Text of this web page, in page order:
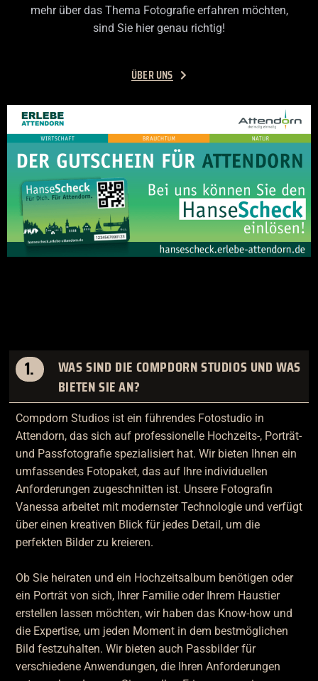
mehr über das Thema Fotografie erfahren möchten,
sind Sie hier genau richtig!
ÜBER UNS
1.
WAS SIND DIE COMPDORN STUDIOS UND WAS
BIETEN SIE AN?
Compdorn Studios ist ein führendes Fotostudio in
Attendorn, das sich auf professionelle Hochzeits-, Porträt-
und Passfotografie spezialisiert hat. Wir bieten Ihnen ein
umfassendes Fotopaket, das auf Ihre individuellen
Anforderungen zugeschnitten ist. Unsere Fotografin
Vanessa arbeitet mit modernster Technologie und verfügt
über einen kreativen Blick für jedes Detail, um die
perfekten Bilder zu kreieren.
Ob Sie heiraten und ein Hochzeitsalbum benötigen oder
ein Porträt von sich, Ihrer Familie oder Ihrem Haustier
erstellen lassen möchten, wir haben das Know-how und
die Expertise, um jeden Moment in dem bestmöglichen
Bild festzuhalten. Wir bieten auch Passbilder für
verschiedene Anwendungen, die Ihren Anforderungen